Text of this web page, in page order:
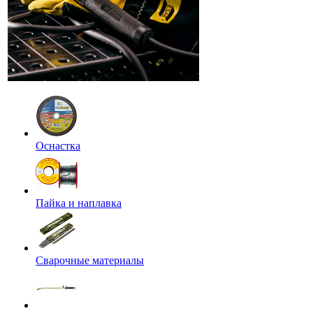
Оснастка
Пайка и наплавка
Сварочные материалы